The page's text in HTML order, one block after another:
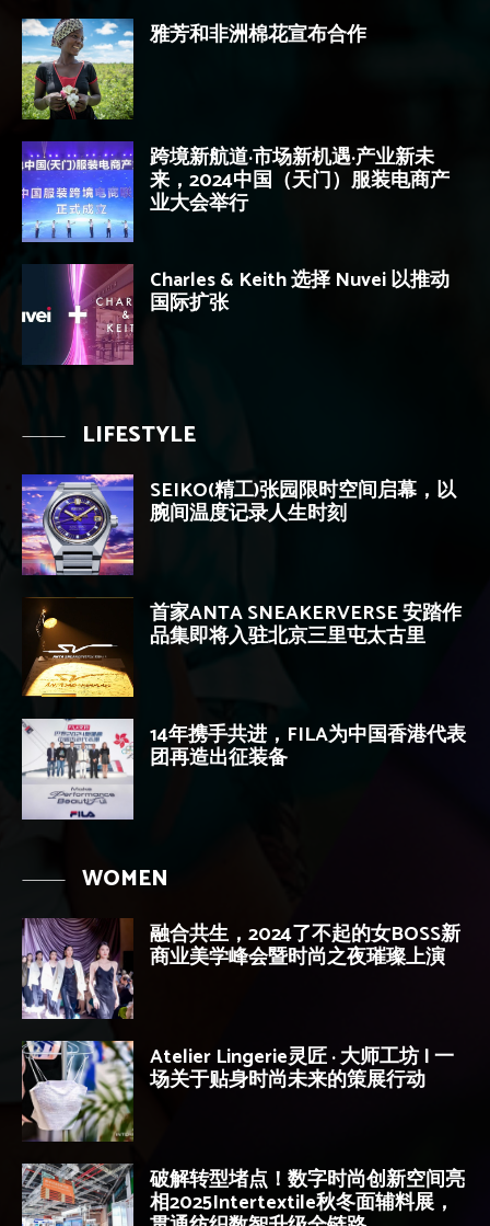
雅芳和非洲棉花宣布合作
跨境新航道·市场新机遇·产业新未
来，2024中国（天门）服装电商产
业大会举行
Charles & Keith 选择 Nuvei 以推动
国际扩张
LIFESTYLE
SEIKO(精工)张园限时空间启幕，以
腕间温度记录人生时刻
首家ANTA SNEAKERVERSE 安踏作
品集即将入驻北京三里屯太古里
14年携手共进，FILA为中国香港代表
团再造出征装备
WOMEN
融合共生，2024了不起的女BOSS新
商业美学峰会暨时尚之夜璀璨上演
Atelier Lingerie灵匠 · 大师工坊 | 一
场关于贴身时尚未来的策展行动
破解转型堵点！数字时尚创新空间亮
相2025Intertextile秋冬面辅料展，